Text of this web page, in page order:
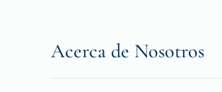
Acerca de Nosotros